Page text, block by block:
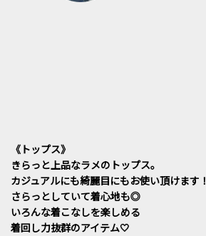
《トップス》
きらっと上品なラメのトップス。
カジュアルにも綺麗目にもお使い頂けます！
さらっとしていて着心地も◎
いろんな着こなしを楽しめる
着回し力抜群のアイテム🤍